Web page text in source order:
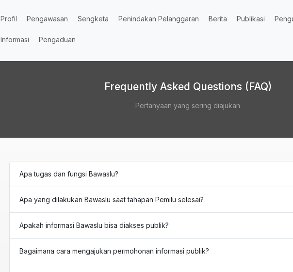
Profil
Pengawasan Sengketa Penindakan Pelanggaran Berita Publikasi
Informasi Pengaduan
Frequently Asked Questions (FAQ)
Pertanyaan yang sering diajukan
Apa tugas dan fungsi Bawaslu?
Apa yang dilakukan Bawaslu saat tahapan Pemilu selesai?
Apakah informasi Bawaslu bisa diakses publik?
Bagaimana cara mengajukan permohonan informasi publik?